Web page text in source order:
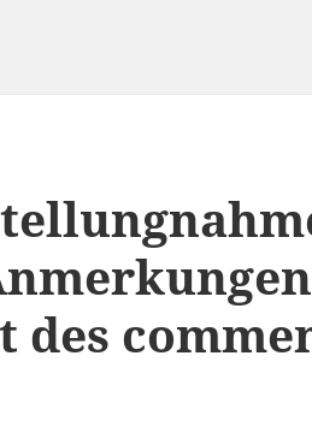
des